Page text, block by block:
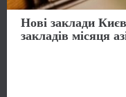
Нові заклади
закладів місяця